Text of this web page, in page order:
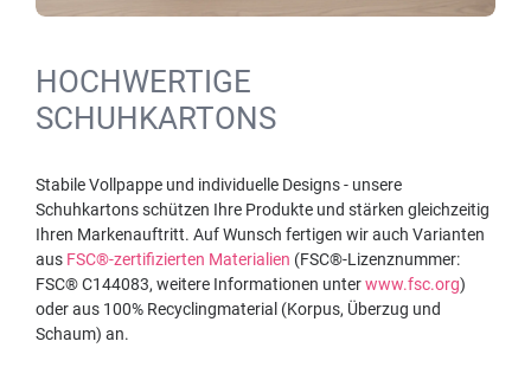
HOCHWERTIGE
SCHUHKARTONS
Stabile Vollpappe und individuelle Designs - unsere
Schuhkartons schützen Ihre Produkte und stärken gleichzeitig
Ihren Markenauftritt. Auf Wunsch fertigen wir auch Varianten
aus FSC®-zertifizierten Materialien (FSC®-Lizenznummer:
FSC® C144083, weitere Informationen unterwww.fsc.org)
oder aus 100% Recyclingmaterial (Korpus, Überzug und
Schaum) an.